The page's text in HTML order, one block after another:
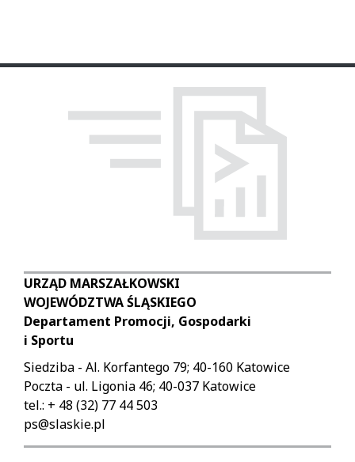
URZĄD MARSZAŁKOWSKI
WOJEWÓDZTWA ŚLĄSKIEGO
Departament Promocji, Gospodarki
i Sportu
Siedziba - Al. Korfantego 79; 40-160 Katowice
Poczta - ul. Ligonia 46; 40-037 Katowice
tel.: + 48 (32) 77 44 503
ps@slaskie.pl